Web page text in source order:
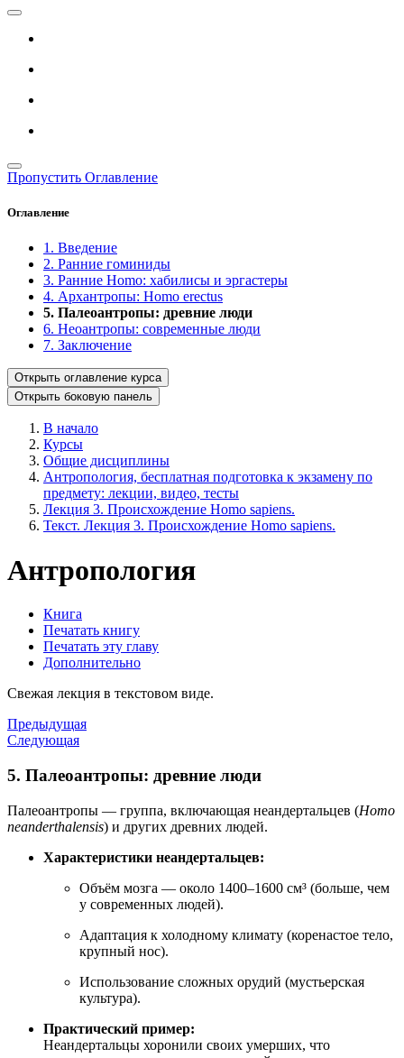
Пропустить Оглавление
Оглавление
1. Введение
2. Ранние гоминиды
3. Ранние Homo: хабилисы и эргастеры
4. Архантропы: Homo erectus
5. Палеоантропы: древние люди
6. Неоантропы: современные люди
7. Заключение
Открыть оглавление курса
Открыть боковую панель
В начало
Курсы
Общие дисциплины
Антропология, бесплатная подготовка к экзамену по
предмету: лекции, видео, тесты
Лекция 3. Происхождение Homo sapiens.
Текст. Лекция 3. Происхождение Homo sapiens.
Антропология
Книга
Печатать книгу
Печатать эту главу
Дополнительно
Свежая лекция в текстовом виде.
Предыдущая
Следующая
5. Палеоантропы: древние люди
Палеоантропы — группа, включающая неандертальцев (Homo
neanderthalensis) и других древних людей.
Характеристики неандертальцев:
Объём мозга — около 1400–1600 см³ (больше, чем
у современных людей).
Адаптация к холодному климату (коренастое тело,
крупный нос).
Использование сложных орудий (мустьерская
культура).
Практический пример:
Неандертальцы хоронили своих умерших, что